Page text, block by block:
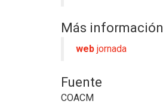
Más información
web jornada
Fuente
COACM